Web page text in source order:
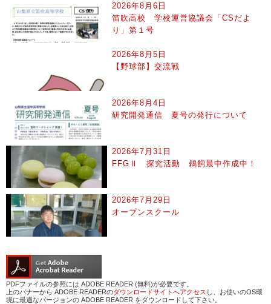
2026年8月6日
笛吹高校 学校運営協議会「CSだよ
り」第１号
2026年8月5日
【野球部】交流戦
2026年8月4日
研究開発通信 夏号の発行について
2026年7月31日
FFGⅡ 探究活動 鵜飼最中作成中！
2026年7月29日
オープンスクール
PDFファイルの参照には ADOBE READER (無料)が必要です。
上のバナーから ADOBE READERのダウンロードサイトへアクセス し、お使いのOS環
境に最適なバージョンの ADOBE READER をダウンロードして下さい。